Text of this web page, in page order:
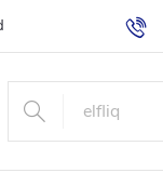
Jak